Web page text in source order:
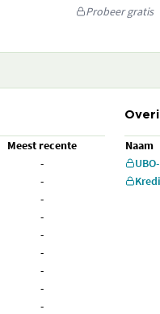
Probeer gratis
Meest recente
-
-
-
-
-
-
-
-
-
Naam